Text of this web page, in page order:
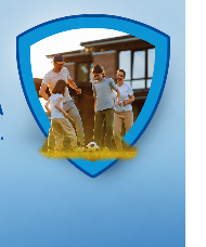
книга, вземи си
с други читатели
GoGo,